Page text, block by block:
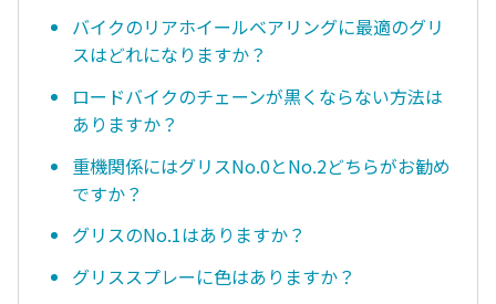
バイクのリアホイールベアリングに最適のグリ
スはどれになりますか？
ロードバイクのチェーンが黒くならない方法は
ありますか？
重機関係にはグリスNo.0とNo.2どちらがお勧め
ですか？
グリスのNo.1はありますか？
グリススプレーに色はありますか？